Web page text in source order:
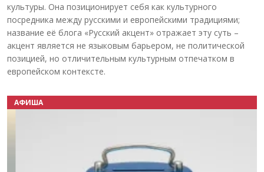
культуры. Она позиционирует себя как культурного
посредника между русскими и европейскими традициями;
название её блога «Русский акцент» отражает эту суть –
акцент является не языковым барьером, не политической
позицией, но отличительным культурным отпечатком в
европейском контексте.
АФИША